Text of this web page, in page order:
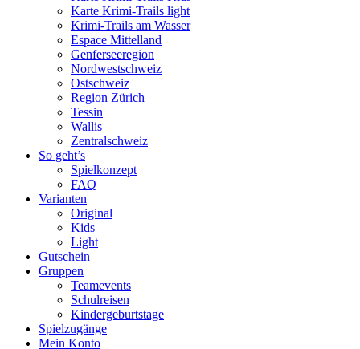
Karte Krimi-Trails light
Krimi-Trails am Wasser
Espace Mittelland
Genferseeregion
Nordwestschweiz
Ostschweiz
Region Zürich
Tessin
Wallis
Zentralschweiz
So geht’s
Spielkonzept
FAQ
Varianten
Original
Kids
Light
Gutschein
Gruppen
Teamevents
Schulreisen
Kindergeburtstage
Spielzugänge
Mein Konto